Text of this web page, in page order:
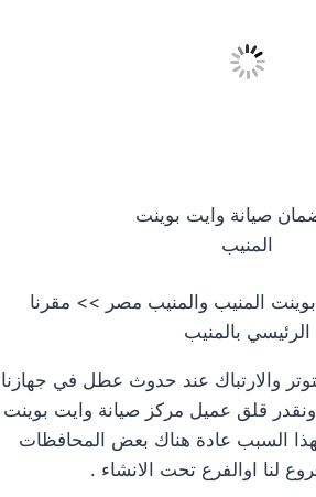
صيانة وايت بوينت
المنيب
المنيب والمنيب مصر >> مقرنا
الرئيسي بالمنيب
والارتباك عند حدوث عطل في جهازنا
قلق عميل مركز صيانة وايت بوينت
السبب عادة هناك بعض المحافظات
لنا اوالفرع تحت الانشاء .